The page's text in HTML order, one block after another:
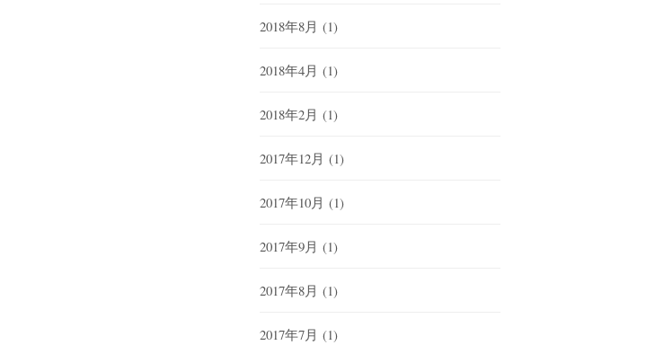
2018年8月 (1)
2018年4月 (1)
2018年2月 (1)
2017年12月 (1)
2017年10月 (1)
2017年9月 (1)
2017年8月 (1)
2017年7月 (1)